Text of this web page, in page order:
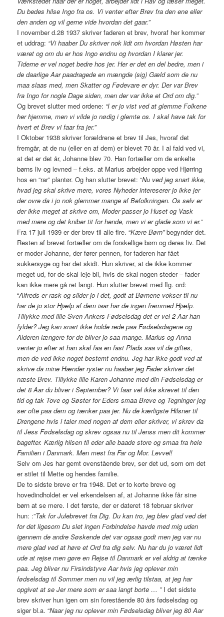
Du bedes hilse Ingo fra os. Vi venter efter Brev fra den ene eller
den anden og vil gerne vide hvordan det gaar.”
I november d.28 1937 skriver faderen et brev, hvoraf her kommer
et uddrag: “Vi haaber Du skriver nok lidt om hvordan Høsten har
været og om du er hos Ingo endnu og hvordan I klarer jer.
Tiderne er vel noget bedre hos jer. Her er det en del bedre, men i
de daarlige Aar paadragede en mængde (sig) Gæld som de nu
maa slaas med, men Skatter og Fødevare er dyr. Der var Brev
fra Ingo for nogle Dage siden, men der var ikke et Ord om dig.”
Og brevet slutter med ordene: “I er jo vist ved at glemme Folkene
her hjemme, men vi vilde jo nødig i glemte os. I skal have tak for
hvert et Brev vi faar fra jer.”
I Oktober 1938 skriver forældrene et brev til Jes, hvoraf det
fremgår, at de nu (eller en af dem) er blevet 70 år. I al fald ved vi,
at det er det år, Johanne blev 70. Han fortæller om de enkelte
børns liv og levned – f.eks. at Marius arbejder oppe ved Hjørring
hos en “rar” plantør. Og han slutter brevet: “Nu ved jeg snart ikke,
hvad jeg skal skrive mere, vores Nyheder intereserer jo ikke jer
der ovre da i jo nok glemmer mange af Befolkningen. Os selv er
der ikke meget at skrive om, Moder passer jo Huset og Vask
med mere og det kniber tit for hende, men vi er glade som vi er.”
Fra 17 juli 1939 er der brev til alle fire. “Kære Børn”begynder det.
Resten af brevet fortæller om de forskellige børn og deres liv. Det
er moder Johanne, der fører pennen, for faderen har fået
sukkersyge og har det skidt. Hun skriver, at de ikke kommer
meget ud, for de skal leje bil, hvis de skal nogen steder – fader
kan ikke mere gå ret langt. Hun slutter brevet med flg. ord:
“Alfreds er rask og slider jo i det, godt at Børnene vokser til nu
har de jo stor Hjælp af dem iaar har de ingen fremmed Hjælp.
Tillykke med lille Sven Ankers Fødselsdag det er vel 2 Aar han
fylder? Jeg kan snart ikke holde rede paa Fødselsdagene og
Alderen længere for de bliver jo saa mange. Marius og Anna
venter jo efter at han skal faa en fast Plads saa vil de giftes,
men de ved ikke noget bestemt endnu. Jeg har ikke godt ved at
skrive da mine Hænder ryster nu haaber jeg Fader skriver det
næste Brev. Tillykke lille Karen Johanne med din Fødselsdag er
det 8 Aar du bliver i September? Vi faar vel ikke skrevet til den
tid og tak Tove og Søster for Eders smaa Breve og Tegninger jeg
ser ofte paa dem og tænker paa jer. Nu de kærligste Hilsner til
Drengene hvis i taler med nogen af dem eller skriver, vi skrev da
til Jess Fødselsdag og skrev ogsaa nu til Jenss men dit kommer
bagefter. Kærlig hilsen til eder alle baade store og smaa fra hele
Familien i Danmark. Men mest fra Far og Mor. Levvel!
Selv om Jes har gemt ovenstående brev, ser det ud, som om det
er stilet til Mette og hendes familie.
De to sidste breve er fra 1948. Det er to korte breve og
hovedindholdet er vel erkendelsen af, at Johanne ikke får sine
børn at se mere. I det første, der er dateret 18 februar skriver
hun: :”Tak for Julebrevet fra Dig. Du kan tro, jeg blev glad ved det
for det ligesom Du slet ingen Forbindelse havde med mig uden
igennem de andre Søskende det var ogsaa godt men jeg var nu
mere glad ved at høre et Ord fra dig selv. Nu har du jo været lidt
ude at rejse men gøre en Rejse til Danmark er vel aldrig at tænke
paa. Jeg bliver nu Firsindstyve Aar hvis jeg oplever min
fødselsdag til Sommer men nu vil jeg ærlig tilstaa, at jeg har
opgivet at se Jer mere som er saa langt borte … ” I det sidste
brev skriver hun igen om sin forestående 80 års fødselsdag og
siger bl.a. “Naar jeg nu oplever min Fødselsdag bliver jeg 80 Aar